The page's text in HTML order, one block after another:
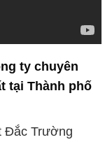
ty chuyên
tại Thành phố
Đắc Trường